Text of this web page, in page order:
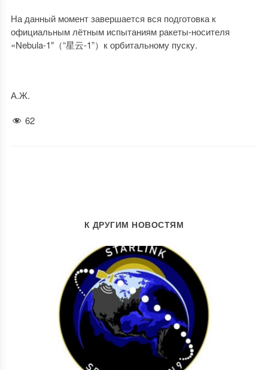
На данный момент завершается вся подготовка к
официальным лётным испытаниям ракеты-носителя
«Nebula-1″（“星云-1”）к орбитальному пуску.
А.Ж.
62
К ДРУГИМ НОВОСТЯМ